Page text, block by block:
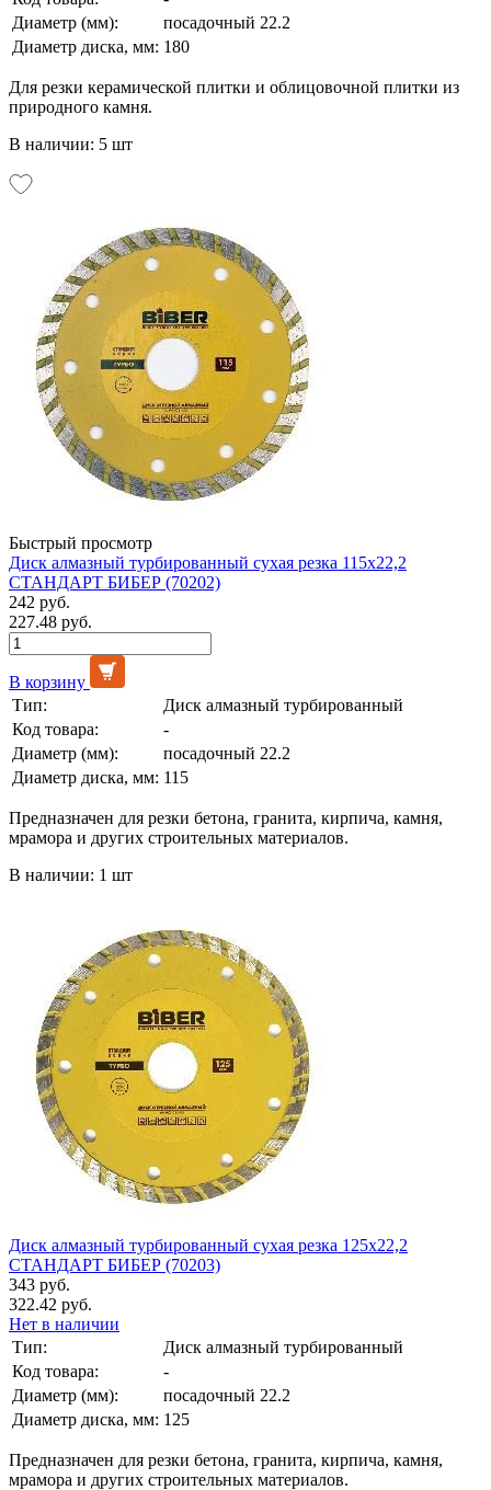
Диаметр (мм):
посадочный 22.2
Диаметр диска, мм: 180
Для резки керамической плитки и облицовочной плитки из
природного камня.
В наличии: 5 шт
Быстрый просмотр
Диск алмазный турбированный сухая резка 115х22,2
СТАНДАРТ БИБЕР (70202)
242 руб.
227.48 руб.
В корзину
Тип:
Диск алмазный турбированный
Код товара:
-
Диаметр (мм):
посадочный 22.2
Диаметр диска, мм: 115
Предназначен для резки бетона, гранита, кирпича, камня,
мрамора и других строительных материалов.
В наличии: 1 шт
Диск алмазный турбированный сухая резка 125х22,2
СТАНДАРТ БИБЕР (70203)
343 руб.
322.42 руб.
Нет в наличии
Тип:
Диск алмазный турбированный
Код товара:
-
Диаметр (мм):
посадочный 22.2
Диаметр диска, мм: 125
Предназначен для резки бетона, гранита, кирпича, камня,
мрамора и других строительных материалов.